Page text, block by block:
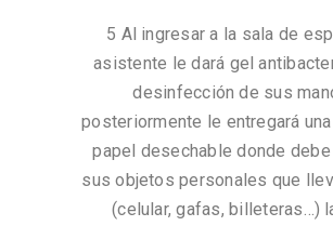
5 Al ingresar a la sala de
asistente le dará gel
desinfección de sus
posteriormente le entregará
papel desechable donde debe
sus objetos personales que
(celular, gafas, billeteras…)